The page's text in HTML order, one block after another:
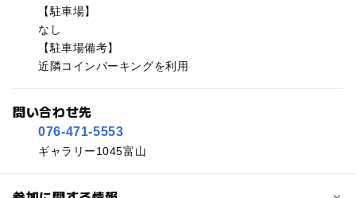
【駐車場】
なし
【駐車場備考】
近隣コインパーキングを利用
問い合わせ先
076-471-5553
ギャラリー1045富山